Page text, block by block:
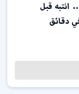
قبل
دقائق